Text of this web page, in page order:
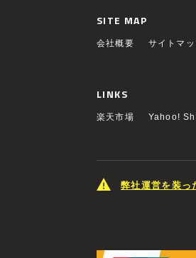
SITE MAP
会社概要 サイトマ
LINKS
楽天市場 Yahoo!
弊社運営を装っ